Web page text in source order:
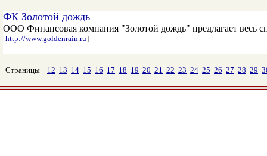
ФК Золотой дождь
ООО Финансовая компания "Золотой дождь" предлагает весь
[http://www.goldenrain.ru]
Страницы 12 13 14 15 16 17 18 19 20 21 22 23 24 25 26 27 28 29